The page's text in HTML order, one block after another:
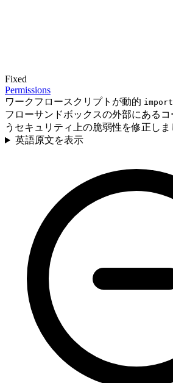
Fixed
Permissions
ワークフロースクリプトが動的
フローサンドボックスの外部にある
うセキュリティ上の脆弱性を修正しま
英語原文を表示